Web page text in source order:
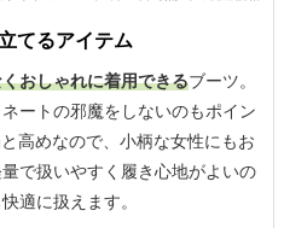
てるアイテム
おしゃれに着用できるブーツ。
ートの邪魔をしないのもポイン
高めなので、小柄な女性にもお
で扱いやすく履き心地がよいの
適に扱えます。